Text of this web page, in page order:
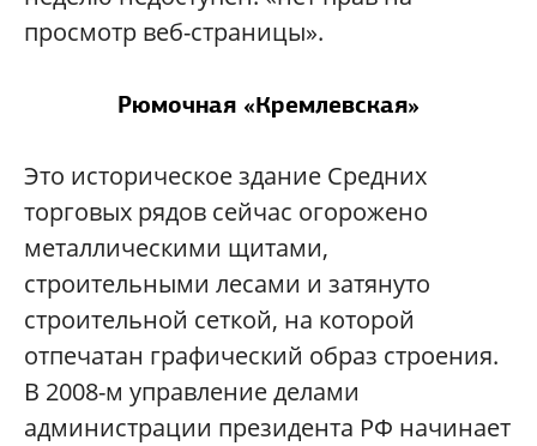
просмотр веб-страницы».
Рюмочная «Кремлевская»
Это историческое здание Средних
торговых рядов сейчас огорожено
металлическими щитами,
строительными лесами и затянуто
строительной сеткой, на которой
отпечатан графический образ строения.
В 2008-м управление делами
администрации президента РФ начинает